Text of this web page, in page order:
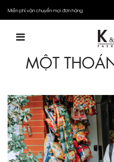
Miễn phí vận chuyển mọi đơn hàng
MỘT